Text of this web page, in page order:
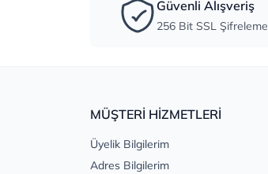
Güvenli Alışveriş
256 Bit SSL Şifreleme
MÜŞTERİ HİZMETLERİ
Üyelik Bilgilerim
Adres Bilgilerim